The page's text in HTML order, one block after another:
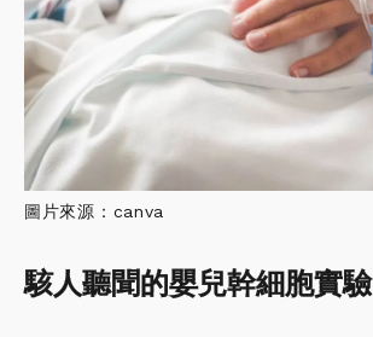
圖片來源：canva
駭人聽聞的嬰兒幹細胞實驗